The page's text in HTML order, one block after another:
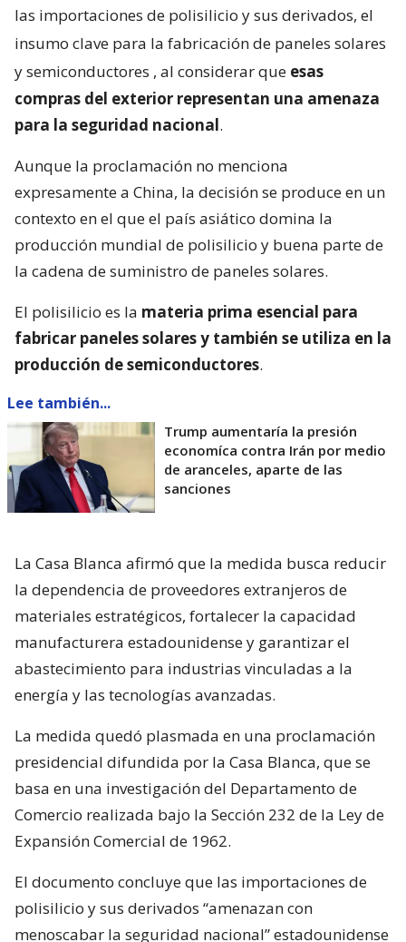
las importaciones de polisilicio y sus derivados, el
insumo clave para la fabricación de paneles solares
y semiconductores , al considerar que esas
compras del exterior representan una amenaza
para la seguridad nacional.
Aunque la proclamación no menciona
expresamente a China, la decisión se produce en un
contexto en el que el país asiático domina la
producción mundial de polisilicio y buena parte de
la cadena de suministro de paneles solares.
El polisilicio es la materia prima esencial para
fabricar paneles solares y también se utiliza en la
producción de semiconductores.
Lee también...
Trump aumentaría la presión
economíca contra Irán por medio
de aranceles, aparte de las
sanciones
La Casa Blanca afirmó que la medida busca reducir
la dependencia de proveedores extranjeros de
materiales estratégicos, fortalecer la capacidad
manufacturera estadounidense y garantizar el
abastecimiento para industrias vinculadas a la
energía y las tecnologías avanzadas.
La medida quedó plasmada en una proclamación
presidencial difundida por la Casa Blanca, que se
basa en una investigación del Departamento de
Comercio realizada bajo la Sección 232 de la Ley de
Expansión Comercial de 1962.
El documento concluye que las importaciones de
polisilicio y sus derivados “amenazan con
menoscabar la seguridad nacional” estadounidense